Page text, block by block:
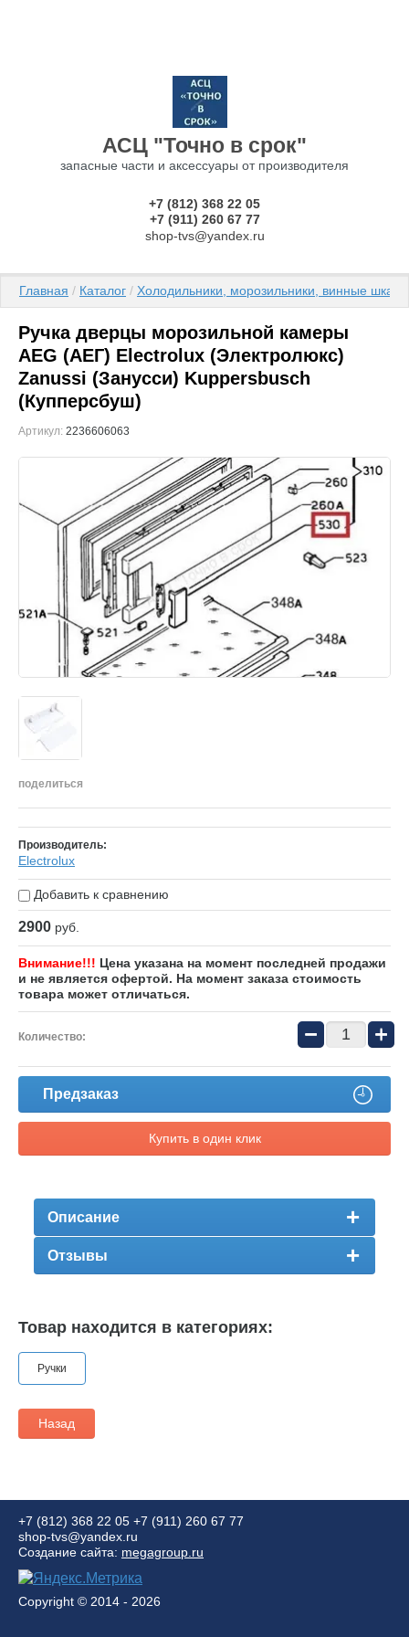
АСЦ "Точно в срок"
запасные части и аксессуары от производителя
+7 (812) 368 22 05
+7 (911) 260 67 77
shop-tvs@yandex.ru
Главная / Каталог / Холодильники, морозильники, винные
Ручка дверцы морозильной камеры
AEG (АЕГ) Electrolux (Электролюкс)
Zanussi (Занусси) Kuppersbusch
(Купперсбуш)
Артикул: 2236606063
поделиться
Производитель:
Electrolux
Добавить к сравнению
2900 руб.
Внимание!!! Цена указана на момент последней продажи
и не является офертой. На момент заказа стоимость
товара может отличаться.
Количество: − +
Предзаказ
Купить в один клик
Описание
Отзывы
Товар находится в категориях:
Ручки
Назад
+7 (812) 368 22 05 +7 (911) 260 67 77
shop-tvs@yandex.ru
Создание сайта: megagroup.ru
Copyright © 2014 - 2026